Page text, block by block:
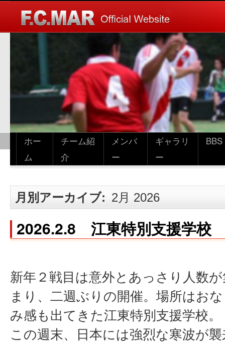
ホー
ム
チーム紹
介
メンバ
ー
ギャラリ
ー
BBS
月別アーカイブ: 2月 2026
2026.2.8 江東特別支援学校
新年２戦目は意外とあっさり人数が
まり、二週ぶりの開催。場所はお
み感も出てきた江東特別支援学校。
この週末、日本には強烈な寒波が襲